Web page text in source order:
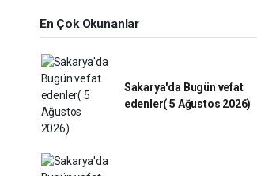
En Çok Okunanlar
Sakarya'da Bugün vefat
edenler( 5 Ağustos 2026)